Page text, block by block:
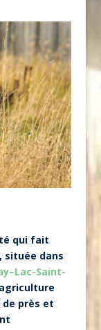
qui fait
, située dans
Saint-
près et